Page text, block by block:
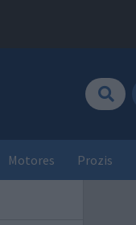
Motores Prozis